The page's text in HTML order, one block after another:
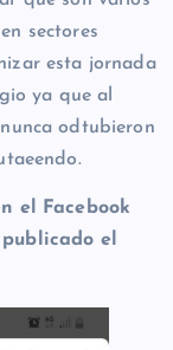
sectores
esta jornada
ya que al
odtubieron
el Facebook
el